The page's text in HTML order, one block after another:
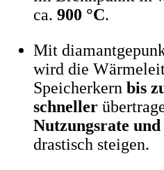
ca. 900 °C.
Mit
wird die
Speicherkern bis
schneller
Nutzungsrate
drastisch steigen.